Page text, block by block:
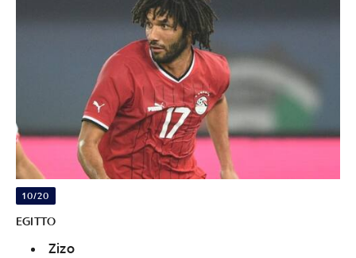
10/20
EGITTO
Zizo